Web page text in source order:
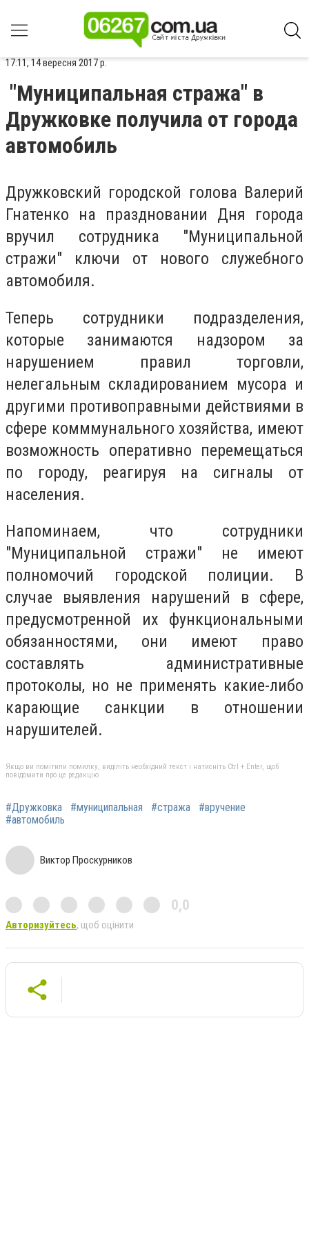
17:11, 14 вересня 2017 р.
"Муниципальная стража" в
Дружковке получила от города
автомобиль
Дружковский городской голова Валерий
Гнатенко на праздновании Дня города
вручил сотрудника "Муниципальной
стражи" ключи от нового служебного
автомобиля.
Теперь сотрудники подразделения,
которые занимаются надзором за
нарушением правил торговли,
нелегальным складированием мусора и
другими противоправными действиями в
сфере комммунального хозяйства, имеют
возможность оперативно перемещаться
по городу, реагируя на сигналы от
населения.
Напоминаем, что сотрудники
"Муниципальной стражи" не имеют
полномочий городской полиции. В
случае выявления нарушений в сфере,
предусмотренной их функциональными
обязанностями, они имеют право
составлять административные
протоколы, но не применять какие-либо
карающие санкции в отношении
нарушителей.
Якщо ви помітили помилку, виділіть необхідний текст і натисніть Ctrl + Enter, щоб
повідомити про це редакцію
#Дружковка #муниципальная #стража
#вручение
#автомобиль
Виктор Проскурников
0,0
Авторизуйтесь, щоб оцінити